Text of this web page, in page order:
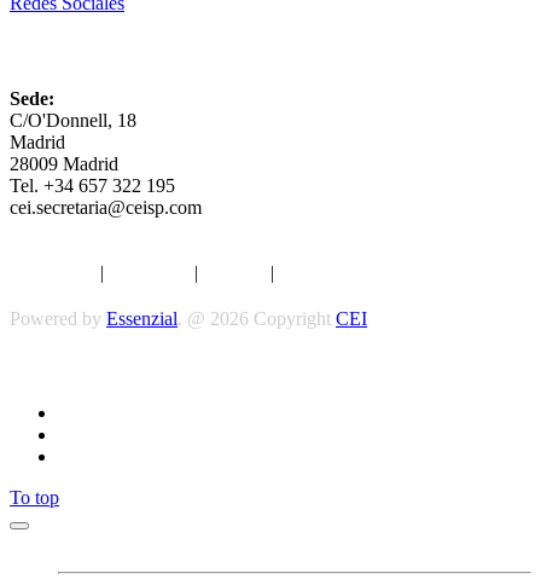
Sede:
C/O'Donnell, 18
Madrid
28009 Madrid
Tel. +34 657 322 195
cei.secretaria@ceisp.com
| | |
Powered by Essenzial. @ 2026 Copyright CEI
To top